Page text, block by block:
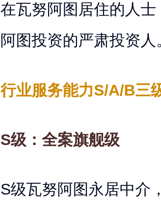
在瓦努阿图居住的人
阿图投资的严肃投资人
行业服务能力S/A/B三
S级：全案旗舰级
S级瓦努阿图永居中介